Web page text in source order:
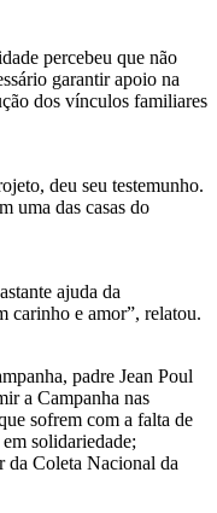
percebeu que não
garantir apoio na
dos vínculos familiares
deu seu testemunho.
uma das casas do
ajuda da
carinho e amor”, relatou.
padre Jean Poul
a Campanha nas
sofrem com a falta de
solidariedade;
da Coleta Nacional da